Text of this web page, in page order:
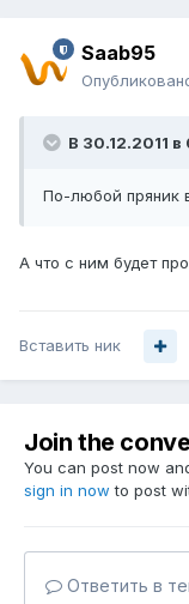
Saab95
В 30.12.2011
По-любой пряник
А что с ним будет
Вставить ник
Join the
You can post now
sign in now to post
Ответить в